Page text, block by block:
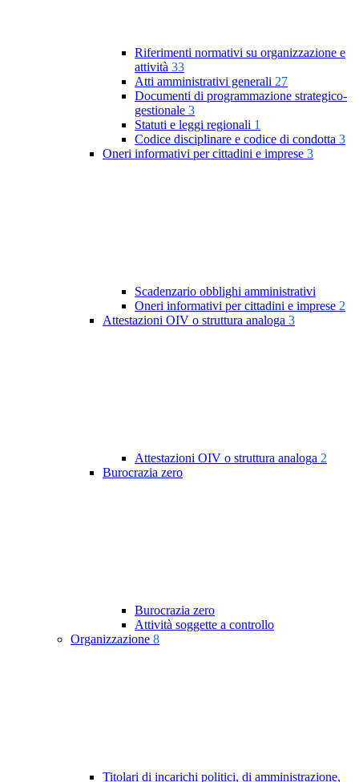
Riferimenti normativi su organizzazione e
attività 33
Atti amministrativi generali 27
Documenti di programmazione strategico-
gestionale 3
Statuti e leggi regionali 1
Codice disciplinare e codice di condotta 3
Oneri informativi per cittadini e imprese 3
Scadenzario obblighi amministrativi
Oneri informativi per cittadini e imprese 2
Attestazioni OIV o struttura analoga 3
Attestazioni OIV o struttura analoga 2
Burocrazia zero
Burocrazia zero
Attività soggette a controllo
Organizzazione 8
Titolari di incarichi politici, di amministrazione,